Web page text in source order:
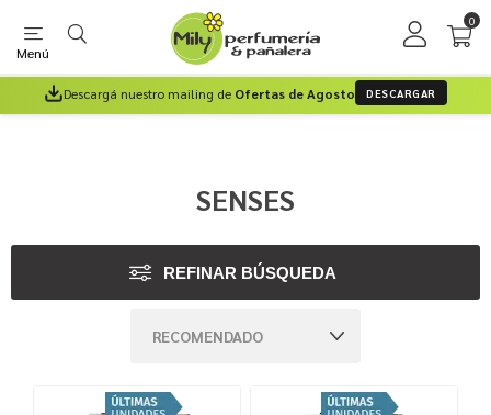
Menú
0
Descargá nuestro mailing de Ofertas de Agosto DESCARGAR
SENSES
REFINAR BÚSQUEDA